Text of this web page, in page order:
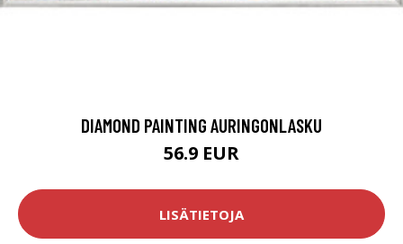
DIAMOND PAINTING AURINGONLASKU
56.9 EUR
LISÄTIETOJA